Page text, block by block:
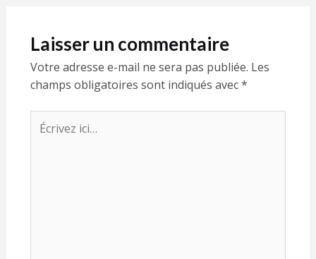
Laisser un commentaire
Votre adresse e-mail ne sera pas publiée. Les
champs obligatoires sont indiqués avec*
Écrivez
ici…